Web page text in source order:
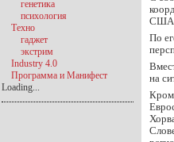
США
По
на
генетика
психология
Техно
гаджет
экстрим
Industry 4.0
Программа и Манифест
Loading...